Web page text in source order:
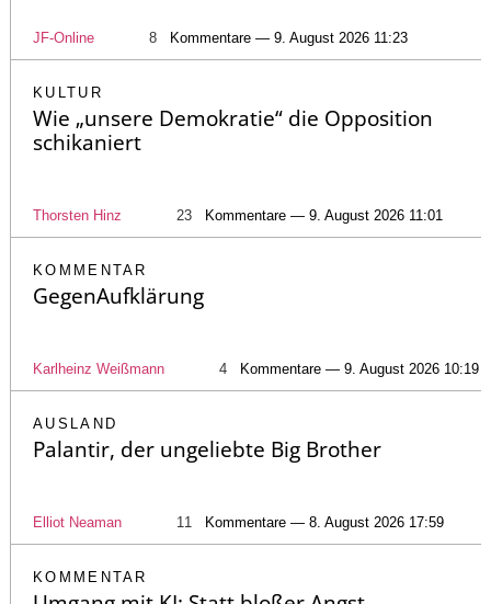
JF-Online 8 Kommentare — 9. August 2026 11:23
KULTUR
Wie „unsere Demokratie“ die Opposition
schikaniert
Thorsten Hinz 23 Kommentare — 9. August 2026 11:01
KOMMENTAR
GegenAufklärung
Karlheinz Weißmann 4 Kommentare — 9. August 2026 10:19
AUSLAND
Palantir, der ungeliebte Big Brother
Elliot Neaman 11 Kommentare — 8. August 2026 17:59
KOMMENTAR